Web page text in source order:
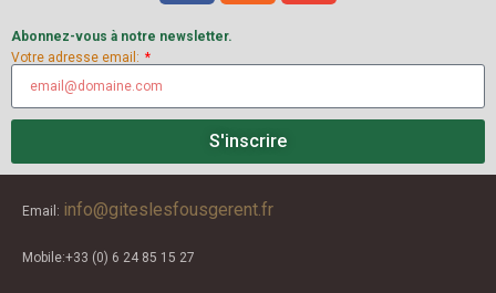
Abonnez-vous à notre newsletter.
Votre adresse email:
S'inscrire
Email: info@giteslesfousgerent.fr
Mobile:+33 (0) 6 24 85 15 27